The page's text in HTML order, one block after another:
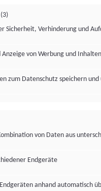
(3)
Sicherheit, Verhinderung und
von Werbung und Inhalten
zum Datenschutz speichern
von Daten aus
Endgeräte
anhand automatisch